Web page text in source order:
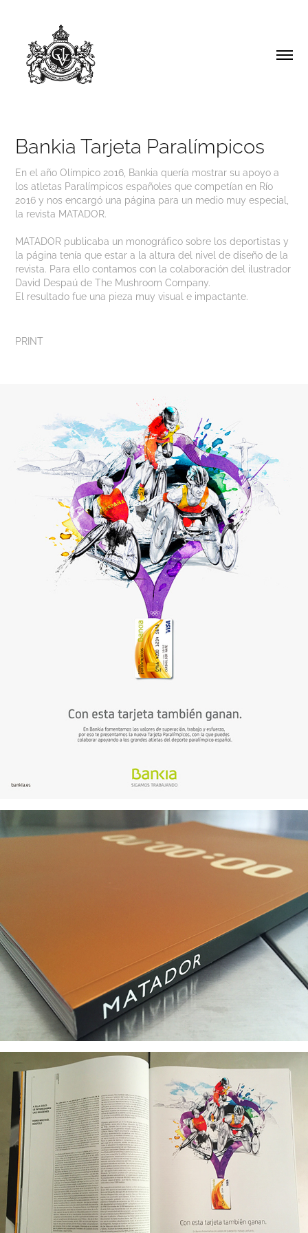
Bankia Tarjeta Paralímpicos
En el año Olímpico 2016, Bankia quería mostrar su apoyo a
los atletas Paralímpicos españoles que competían en Río
2016 y nos encargó una página para un medio muy especial,
la revista MATADOR.
MATADOR publicaba un monográfico sobre los deportistas y
la página tenía que estar a la altura del nivel de diseño de la
revista. Para ello contamos con la colaboración del ilustrador
David Despaú de The Mushroom Company.
El resultado fue una pieza muy visual e impactante.
PRINT